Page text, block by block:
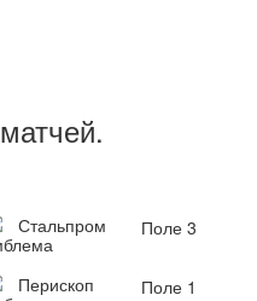
матчей.
Стальпром
Поле 3
Перископ
Поле 1